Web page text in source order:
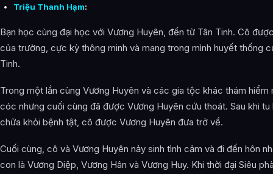
Triệu Thanh Hạm:
Bạn học cùng đại học với Vương Huyên, đến từ Tân Tinh. Cô
của trường, cực kỳ thông minh và mang trong mình huyết thống
Tinh.
Trong một lần cùng Vương Huyên và các gia tộc khác thám
cóc nhưng cuối cùng đã được Vương Huyên cứu thoát. Sau khi
chữa khỏi bệnh tật, cô được Vương Huyên đưa trở về.
Cuối cùng, cô và Vương Huyên nảy sinh tình cảm và đi đến hôn
con là Vương Diệp, Vương Hân và Vương Huy. Khi thời đại Siêu